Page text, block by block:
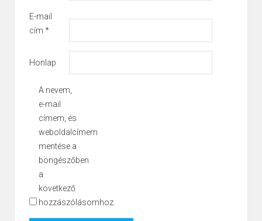
E-mail
cím *
Honlap
A nevem,
e-mail
címem, és
weboldalcímem
mentése a
böngészőben
a
következő
hozzászólásomhoz.